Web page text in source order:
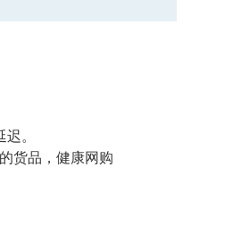
。
货品，健康网购